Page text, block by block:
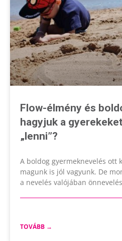
Flow-élmény és
hagyjuk a
„lenni”?
A boldog gyermeknevelés ott
magunk is jól vagyunk. De
a nevelés valójában
TOVÁBB →